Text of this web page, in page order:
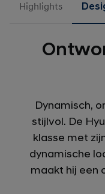
Highlights
Dynamisch,
stijlvol. De
klasse met
dynamische
maakt hij een